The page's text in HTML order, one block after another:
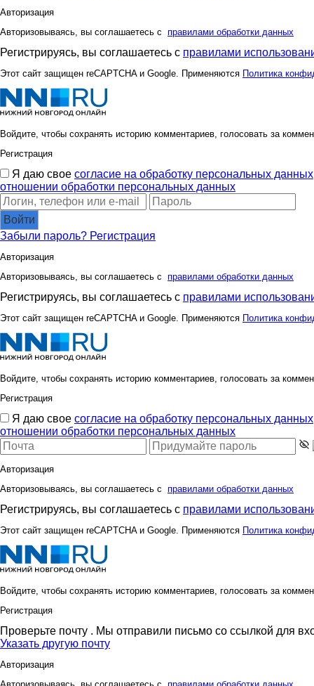
Авторизация
Авторизовываясь, вы соглашаетесь с правилами обработки данных
Регистрируясь, вы соглашаетесь с правилами
Этот сайт защищен reCAPTCHA и Google. Применяются Политика
Войдите, чтобы сохранять историю комментариев, голосовать за
Регистрация
Я даю свое согласие на обработку персональных данных
отношении обработки персональных данных
Войти
Забыли пароль? Регистрация
Авторизация
Авторизовываясь, вы соглашаетесь с правилами обработки данных
Регистрируясь, вы соглашаетесь с правилами
Этот сайт защищен reCAPTCHA и Google. Применяются Политика
Войдите, чтобы сохранять историю комментариев, голосовать за
Регистрация
Я даю свое согласие на обработку персональных данных
отношении обработки персональных данных
Авторизация
Авторизовываясь, вы соглашаетесь с правилами обработки данных
Регистрируясь, вы соглашаетесь с правилами
Этот сайт защищен reCAPTCHA и Google. Применяются Политика
Войдите, чтобы сохранять историю комментариев, голосовать за
Регистрация
Проверьте почту . Мы отправили письмо со ссылкой для
Указать другую почту
Авторизация